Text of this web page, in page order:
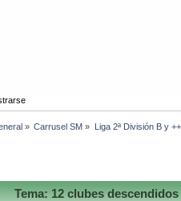
» Carrusel SM » Liga 2ª División B y
Tema: 12 clubes